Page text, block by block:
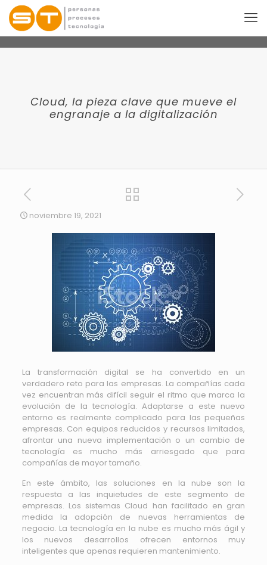
Cloud, la pieza clave que mueve el
engranaje a la digitalización
noviembre 19, 2021
La transformación digital se ha convertido en un
verdadero reto para las empresas. La compañías cada
vez encuentran más difícil seguir el ritmo que marca la
evolución de la tecnología. Adaptarse a este nuevo
entorno es realmente complicado para las pequeñas
empresas. Con equipos reducidos y recursos limitados,
afrontar una nueva implementación o un cambio de
tecnología es mucho más arriesgado que para
compañías de mayor tamaño.
En este ámbito, las soluciones en la nube son la
respuesta a las inquietudes de este segmento de
empresas. Los sistemas Cloud han facilitado en gran
medida la adopción de nuevas herramientas de
negocio. La tecnología en la nube es mucho más ágil y
los nuevos desarrollos ofrecen entornos muy
inteligentes que apenas requieren mantenimiento.